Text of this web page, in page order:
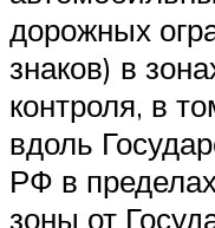
дорожных
знаков) в
контроля, в
вдоль
РФ в
зоны от